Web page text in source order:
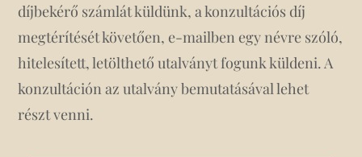
díjbekérő számlát küldünk, a konzultációs díj
megtérítését követően, e-mailben egy névre szóló,
hitelesített, letölthető utalványt fogunk küldeni. A
konzultáción az utalvány bemutatásával lehet
részt venni.